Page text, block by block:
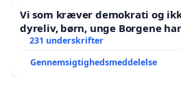
professor in philosophy of
Thomas Aastrup Rømer, who
productive and extremely
Vi som kræver demokrati og ikke
dyreliv, børn, unge Borgene har
Der er
231 underskrifter
Gennemsigtighedsmeddelelse